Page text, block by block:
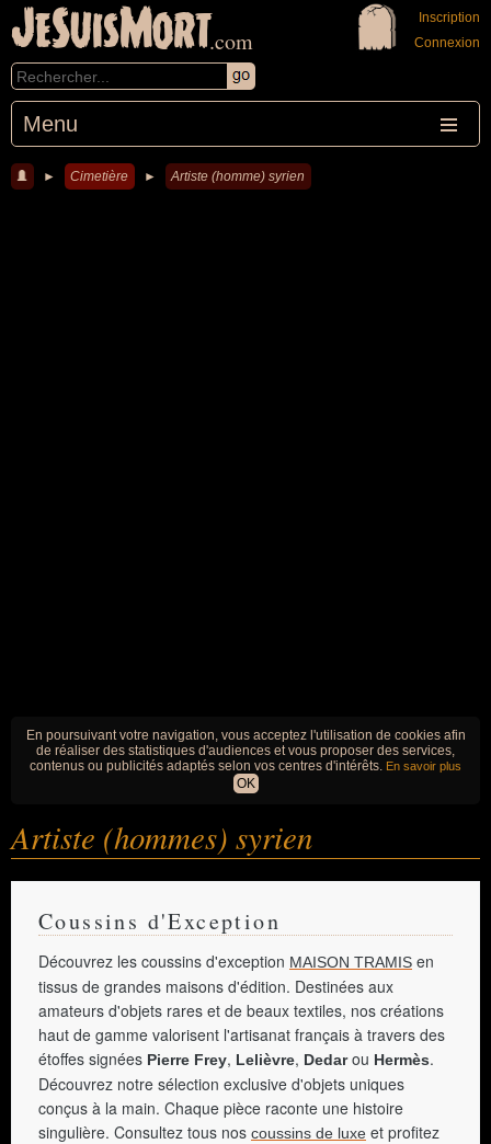
JeSuisMort.com
Menu
Inscription
Connexion
► Cimetière ► Artiste (homme) syrien
En poursuivant votre navigation, vous acceptez l'utilisation de cookies afin
de réaliser des statistiques d'audiences et vous proposer des services,
contenus ou publicités adaptés selon vos centres d'intérêts. En savoir plus
OK
Artiste (hommes) syrien
Coussins d'Exception
Découvrez les coussins d'exception MAISON TRAMIS en
tissus de grandes maisons d'édition. Destinées aux
amateurs d'objets rares et de beaux textiles, nos créations
haut de gamme valorisent l'artisanat français à travers des
étoffes signées Pierre Frey, Lelièvre, Dedarou Hermès.
Découvrez notre sélection exclusive d'objets uniques
conçus à la main. Chaque pièce raconte une histoire
singulière. Consultez tous nos coussins de luxe et profitez